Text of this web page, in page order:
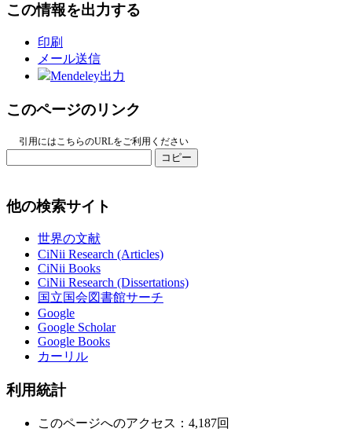
この情報を出力する
印刷
メール送信
Mendeley出力
このページのリンク
引用にはこちらのURLをご利用ください
コピー
他の検索サイト
世界の文献
CiNii Research (Articles)
CiNii Books
CiNii Research (Dissertations)
国立国会図書館サーチ
Google
Google Scholar
Google Books
カーリル
利用統計
このページへのアクセス：4,187回